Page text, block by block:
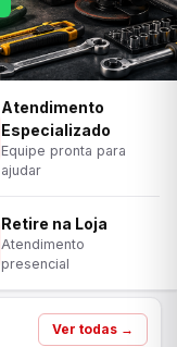
Atendimento
Especializado
Equipe pronta para
ajudar
Retire na Loja
Atendimento
presencial
Ver todas →